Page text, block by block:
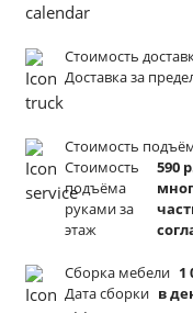
Стоимость
Доставка за
Стоимость
Стоимость
подъёма
руками за
этаж
590
Сборка мебели 1
Дата сборки в